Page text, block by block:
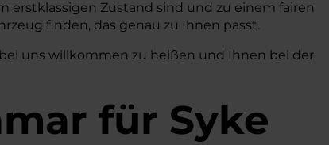
erstklassigen Zustand sind und zu einem fairen
finden, das genau zu Ihnen passt.
uns willkommen zu heißen und Ihnen bei der
für Syke